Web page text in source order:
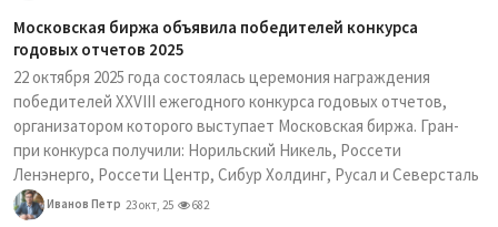
Московская биржа объявила победителей конкурса
годовых отчетов 2025
22 октября 2025 года состоялась церемония награждения
победителей XXVIII ежегодного конкурса годовых отчетов,
организатором которого выступает Московская биржа. Гран-
при конкурса получили: Норильский Никель, Россети
Ленэнерго, Россети Центр, Сибур Холдинг, Русал и Северсталь
Иванов Петр 23 окт, 25 682